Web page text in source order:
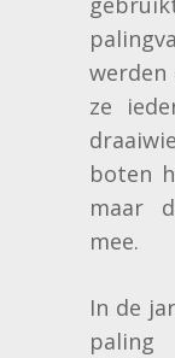
ze
boten
maar
mee.
In de